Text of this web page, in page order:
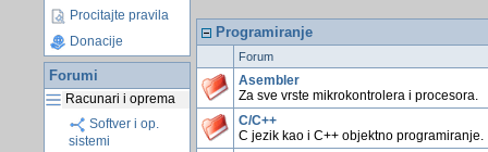
Procitajte pravila
Donacije
Forumi
Racunari i oprema
Softver i op.
sistemi
Programiranje
Forum
Asembler
Za sve vrste mikrokontrolera i procesora.
C/C++
C jezik kao i C++ objektno programiranje.